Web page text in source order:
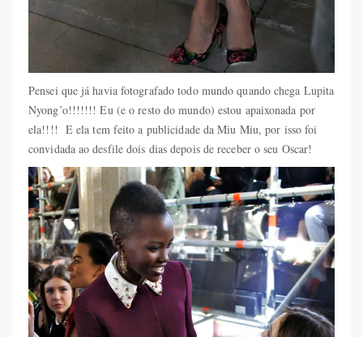
Pensei que já havia fotografado todo mundo quando chega Lupita
Nyong’o!!!!!!! Eu (e o resto do mundo) estou apaixonada por
ela!!!! E ela tem feito a publicidade da Miu Miu, por isso foi
convidada ao desfile dois dias depois de receber o seu Oscar!